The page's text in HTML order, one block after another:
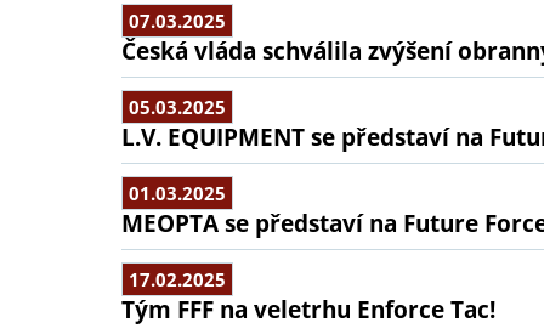
07.03.2025
Česká vláda schválila zvýšení
05.03.2025
L.V. EQUIPMENT se představí na
01.03.2025
MEOPTA se představí na Future
17.02.2025
Tým FFF na veletrhu Enforce Tac!